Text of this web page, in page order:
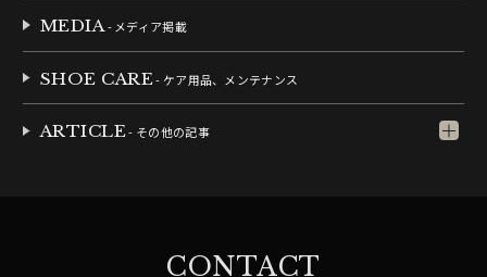
MEDIA- メディア掲載
SHOE CARE- ケア用品、メンテナンス
ARTICLE- その他の記事
CONTACT